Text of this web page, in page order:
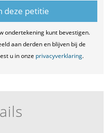
ondertekening kunt bevestigen.
aan derden en blijven bij de
u in onze privacyverklaring.